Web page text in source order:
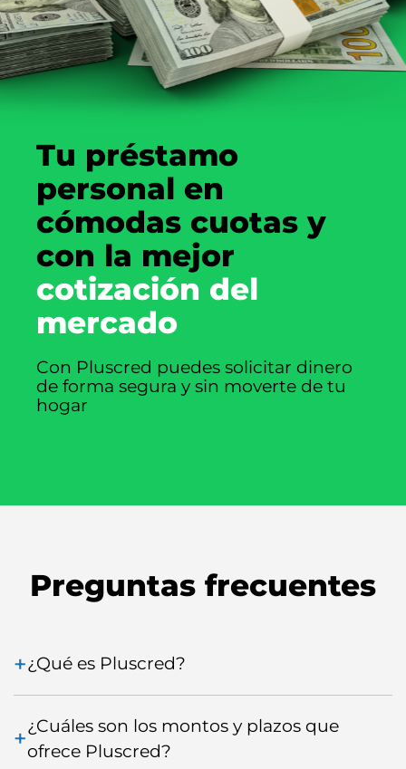
Tu préstamo
personal en
cómodas cuotas y
con la mejor
cotización del
mercado
Con Pluscred puedes solicitar dinero
de forma segura y sin moverte de tu
hogar
Preguntas frecuentes
¿Qué es Pluscred?
¿Cuáles son los montos y plazos que
ofrece Pluscred?